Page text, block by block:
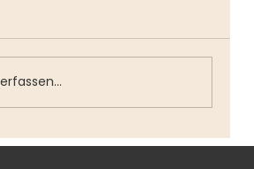
der Selbständigkeit nicht